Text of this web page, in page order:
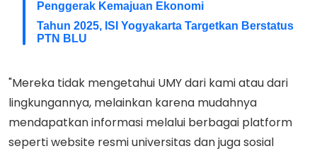
Penggerak Kemajuan Ekonomi
Tahun 2025, ISI Yogyakarta Targetkan Berstatus
PTN BLU
"Mereka tidak mengetahui UMY dari kami atau dari
lingkungannya, melainkan karena mudahnya
mendapatkan informasi melalui berbagai platform
seperti website resmi universitas dan juga sosial